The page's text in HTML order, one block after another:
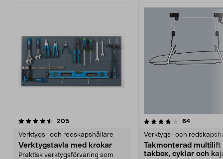
205recensioner
Verktygs- och redskapshållare
Verktygstavla med krokar
Praktisk verktygsförvaring som
4.0 av 5 stjärnor 64recensioner
Verktygs- och
Takmonterad multilift
takbox, cyklar och
4.5 av 5 stjärnor